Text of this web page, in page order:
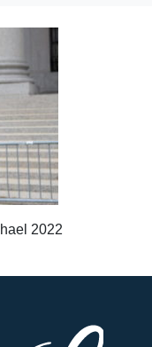
2022